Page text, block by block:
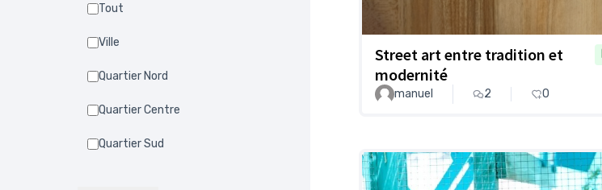
Tout
Ville
Quartier Nord
Quartier Centre
Quartier Sud
Street art entre tradition et
modernité
manuel 2 0